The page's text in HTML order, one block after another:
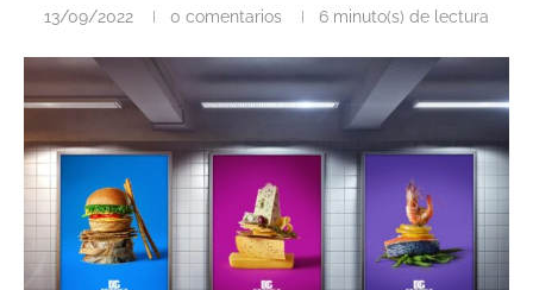
13/09/2022 0 comentarios 6 minuto(s) de lectura